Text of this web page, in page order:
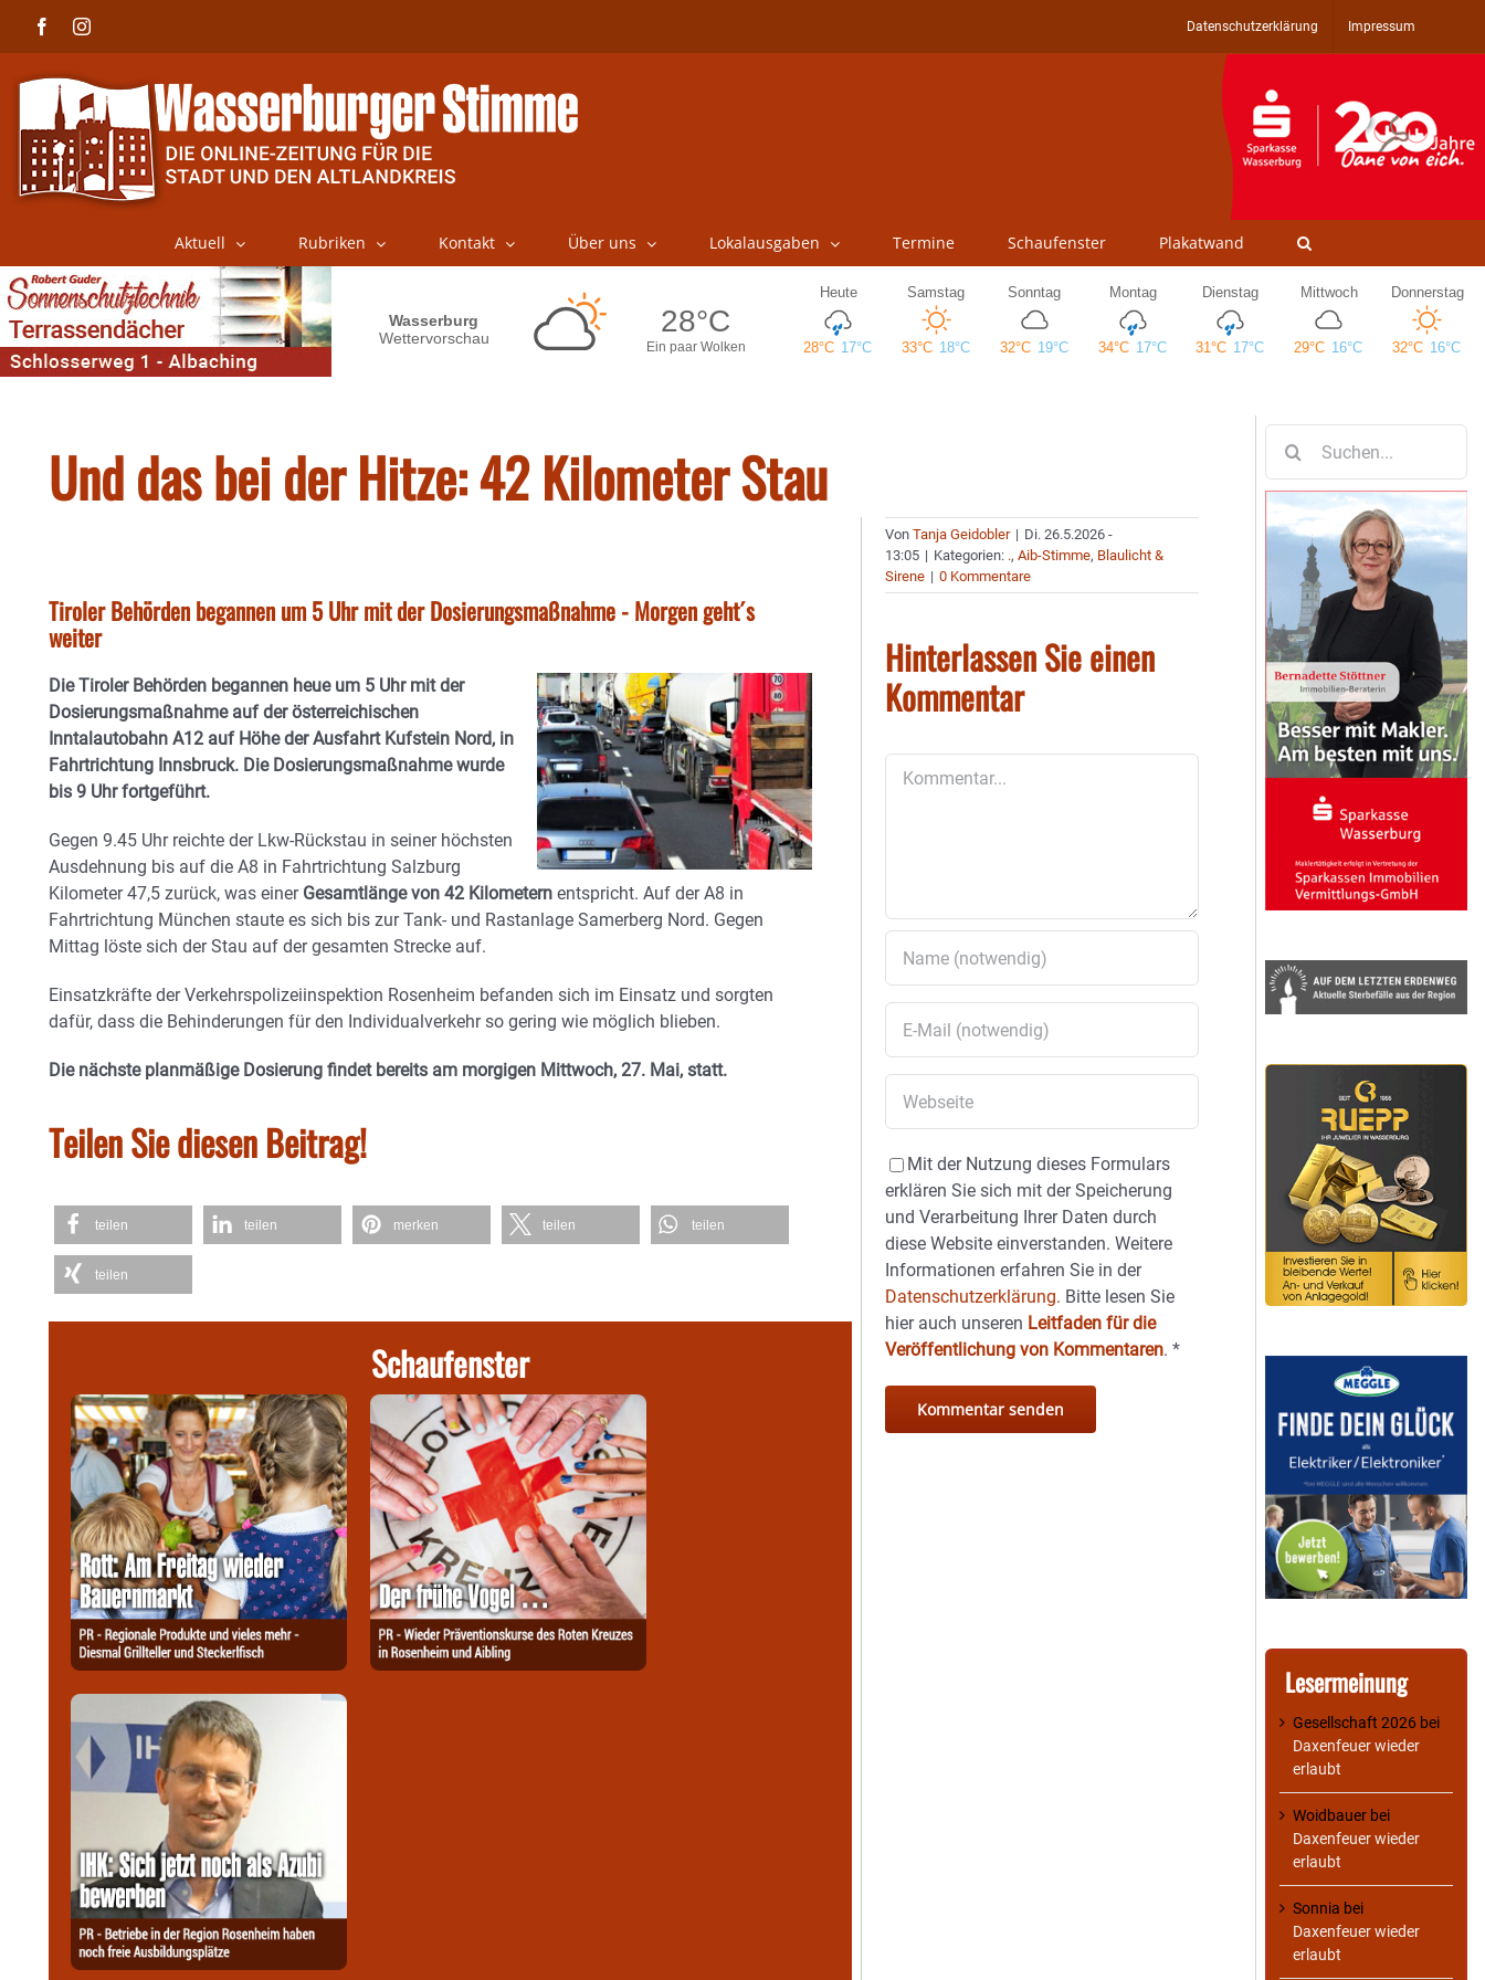
FacebookInstagram Datenschutzerklärung Impressum
Aktuell Rubriken Kontakt Über uns Lokalausgaben Termine Schaufenster Plakatwand
Und das bei der Hitze: 42 Kilometer Stau
Tiroler Behörden begannen um 5 Uhr mit der Dosierungsmaßnahme - Morgen geht´s
weiter
Die Tiroler Behörden begannen heue um 5 Uhr mit der
Dosierungsmaßnahme auf der österreichischen
Inntalautobahn A12 auf Höhe der Ausfahrt Kufstein Nord, in
Fahrtrichtung Innsbruck. Die Dosierungsmaßnahme wurde
bis 9 Uhr fortgeführt.
Gegen 9.45 Uhr reichte der Lkw-Rückstau in seiner höchsten
Ausdehnung bis auf die A8 in Fahrtrichtung Salzburg
Kilometer 47,5 zurück, was einer Gesamtlänge von 42 Kilometern entspricht. Auf der A8 in
Fahrtrichtung München staute es sich bis zur Tank- und Rastanlage Samerberg Nord. Gegen
Mittag löste sich der Stau auf der gesamten Strecke auf.
Einsatzkräfte der Verkehrspolizeiinspektion Rosenheim befanden sich im Einsatz und sorgten
dafür, dass die Behinderungen für den Individualverkehr so gering wie möglich blieben.
Die nächste planmäßige Dosierung findet bereits am morgigen Mittwoch, 27. Mai, statt.
Teilen Sie diesen Beitrag!
teilen teilen merken teilen teilen
teilen
Schaufenster
VonTanja Geidobler | Di. 26.5.2026 -
13:05 | Kategorien: .,Aib-Stimme, Blaulicht &
Sirene | 0 Kommentare
Hinterlassen Sie einen
Kommentar
Mit der Nutzung dieses Formulars
erklären Sie sich mit der Speicherung
und Verarbeitung Ihrer Daten durch
diese Website einverstanden. Weitere
Informationen erfahren Sie in der
Datenschutzerklärung. Bitte lesen Sie
hier auch unseren Leitfaden für die
Veröffentlichung von Kommentaren.*
nach:
Lesermeinung
Gesellschaft 2026 bei
Daxenfeuer wieder
erlaubt
Woidbauer bei
Daxenfeuer wieder
erlaubt
Sonnia bei
Daxenfeuer wieder
erlaubt